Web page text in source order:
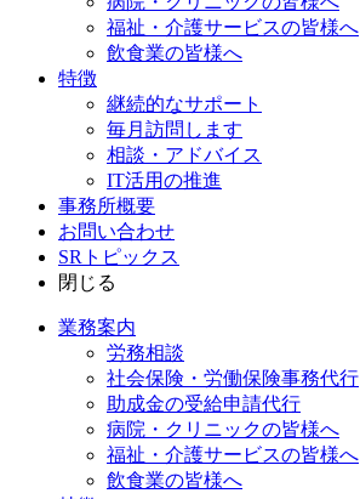
福祉・介護サービスの皆様へ
飲食業の皆様へ
特徴
継続的なサポート
毎月訪問します
相談・アドバイス
IT活用の推進
事務所概要
お問い合わせ
SRトピックス
閉じる
業務案内
労務相談
社会保険・労働保険事務代行
助成金の受給申請代行
病院・クリニックの皆様へ
福祉・介護サービスの皆様へ
飲食業の皆様へ